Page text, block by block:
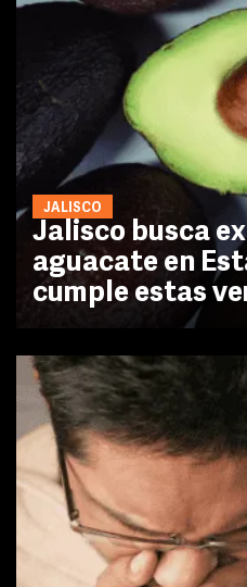
JALISCO
Jalisco busca
aguacate en
cumple estas